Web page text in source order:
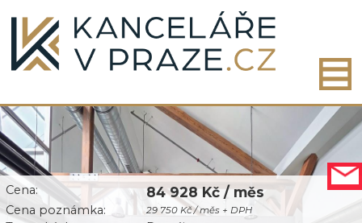
Cena: 84 928 Kč / měs
Cena poznámka: 29 750 Kč / měs + DPH